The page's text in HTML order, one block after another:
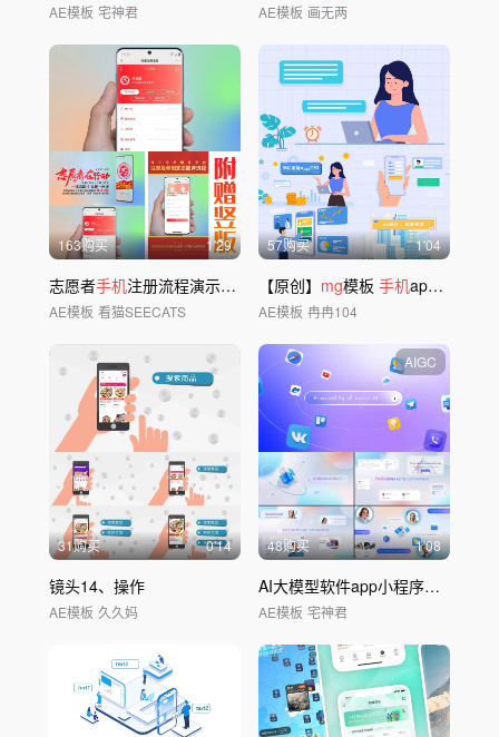
AE模板 宅神君 AE模板 画无两
163购买 1'29
志愿者手机注册流程演示项目AE模板
AE模板 看猫SEECATS
57购买 1'04
【原创】 mg模板 手机app金融
AE模板 冉冉104
31购买 0'14
镜头14、操作
AE模板 久久妈
AIGC
48购买 1'08
AI大模型软件app小程序模板2
AE模板 宅神君